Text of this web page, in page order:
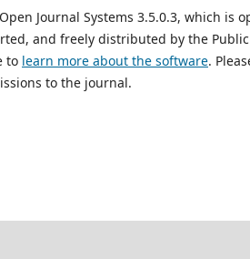
Journal Systems 3.5.0.3, which
and freely distributed by the
to learn more about the software.
to the journal.